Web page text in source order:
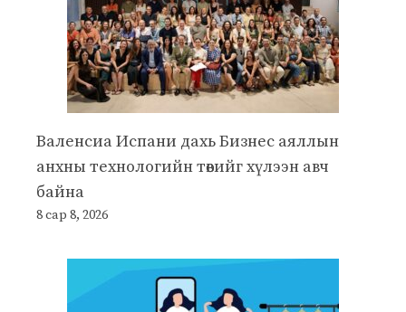
Валенсиа Испани дахь Бизнес аяллын
анхны технологийн төвийг хүлээн авч
байна
8 сар 8, 2026